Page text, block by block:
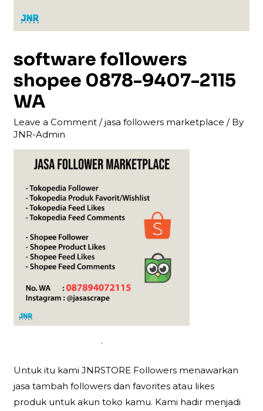
software followers
shopee 0878-9407-2115
WA
Leave a Comment /jasa followers marketplace / By
JNR-Admin
.
Untuk itu kami JNRSTORE Followers menawarkan
jasa tambah followers dan favorites atau likes
produk untuk akun toko kamu. Kami hadir menjadi